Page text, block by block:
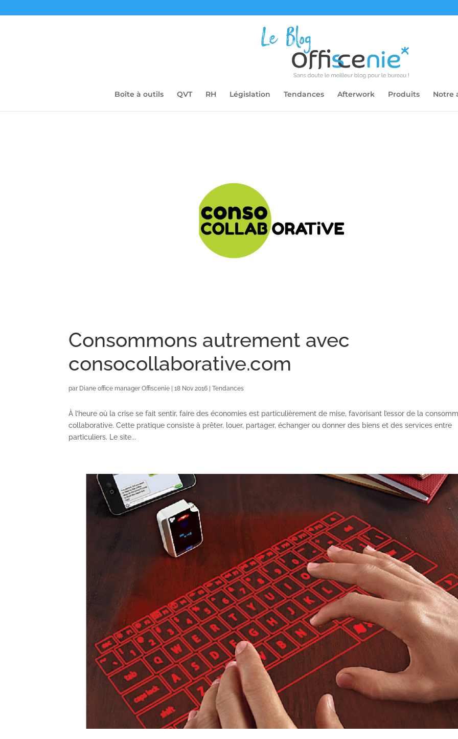
Boîte à outils QVT RH Législation Tendances Afterwork Produits Notre
Consommons autrement avec
consocollaborative.com
par Diane office manager Offiscenie |18 Nov 2016 |Tendances
À l’heure où la crise se fait sentir, faire des économies est particulièrement de mise, favorisant l’essor de la
collaborative. Cette pratique consiste à prêter, louer, partager, échanger ou donner des biens et des services entre
particuliers. Le site...